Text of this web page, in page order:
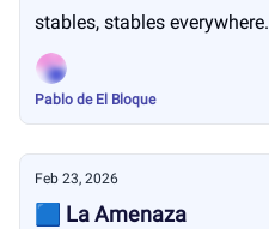
stables, stables everywhere.
Pablo de El Bloque
Feb 23, 2026
🟦 La Amenaza